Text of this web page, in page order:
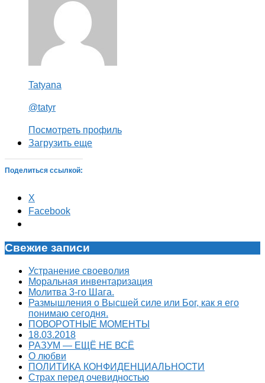
Tatyana
@tatyr
Посмотреть профиль
Загрузить еще
Поделиться ссылкой:
X
Facebook
Свежие записи
Устранение своеволия
Моральная инвентаризация
Молитва 3-го Шага.
Размышления о Высшей силе или Бог, как я его
понимаю сегодня.
ПОВОРОТНЫЕ МОМЕНТЫ
18.03.2018
РАЗУМ — ЕЩЁ НЕ ВСЁ
О любви
ПОЛИТИКА КОНФИДЕНЦИАЛЬНОСТИ
Страх перед очевидностью